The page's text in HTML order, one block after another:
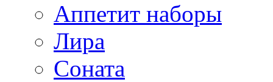
Аппетит наборы
Лира
Соната